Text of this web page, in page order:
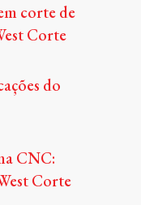
corte de
Corte
do
CNC:
Corte